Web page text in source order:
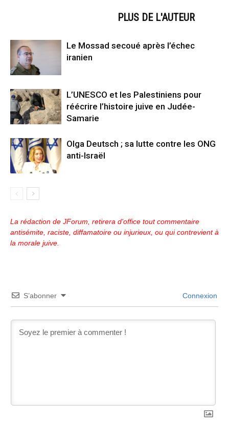
PLUS DE L'AUTEUR
Le Mossad secoué après l’échec
iranien
L’UNESCO et les Palestiniens pour
réécrire l’histoire juive en Judée-
Samarie
Olga Deutsch ; sa lutte contre les ONG
anti-Israël
La rédaction de JForum, retirera d'office tout commentaire
antisémite, raciste, diffamatoire ou injurieux, ou qui contrevient à
la morale juive.
S’abonner Connexion